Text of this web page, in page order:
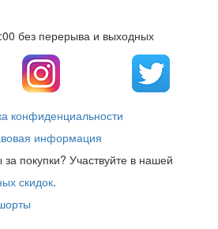
без перерыва и выходных
конфиденциальности
информация
покупки? Участвуйте в нашей
скидок.